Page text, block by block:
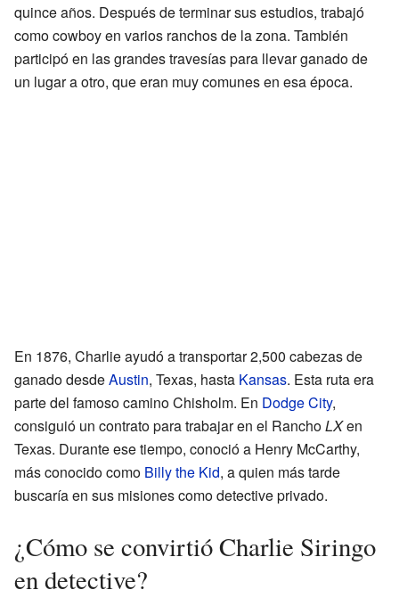
quince años. Después de terminar sus estudios, trabajó
como cowboy en varios ranchos de la zona. También
participó en las grandes travesías para llevar ganado de
un lugar a otro, que eran muy comunes en esa época.
En 1876, Charlie ayudó a transportar 2,500 cabezas de
ganado desdeAustin, Texas, hasta Kansas. Esta ruta era
parte del famoso camino Chisholm. En Dodge City,
consiguió un contrato para trabajar en el RanchoLXen
Texas. Durante ese tiempo, conoció a Henry McCarthy,
más conocido como Billy the Kid, a quien más tarde
buscaría en sus misiones como detective privado.
¿Cómo se convirtió Charlie Siringo
en detective?